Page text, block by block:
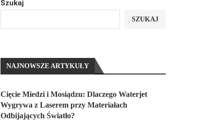
Szukaj
SZUKAJ
NAJNOWSZE ARTYKUŁY
Cięcie Miedzi i Mosiądzu: Dlaczego Waterjet
Wygrywa z Laserem przy Materiałach
Odbijających Światło?